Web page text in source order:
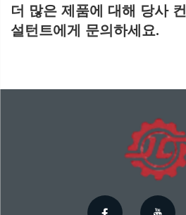
더 많은 제품에 대해 당사 컨
설턴트에게 문의하세요.